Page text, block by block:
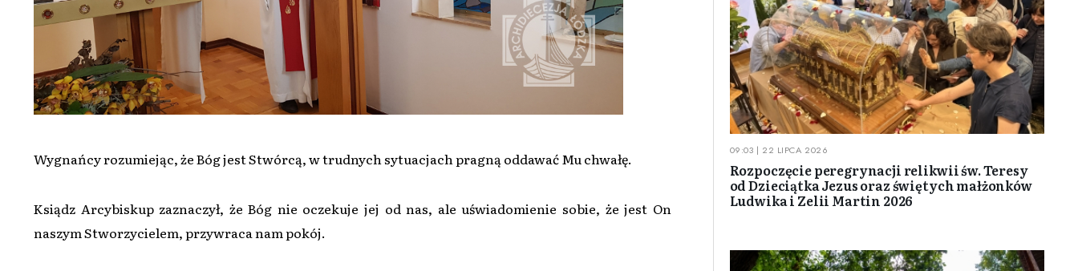
Wygnańcy rozumiejąc, że Bóg jest Stwórcą, w trudnych sytuacjach pragną oddawać Mu chwałę.
Ksiądz Arcybiskup zaznaczył, że Bóg nie oczekuje jej od nas, ale uświadomienie sobie, że jest On
naszym Stworzycielem, przywraca nam pokój.
09:03 | 22 LIPCA 2026
Rozpoczęcie peregrynacji relikwii św. Teresy
od Dzieciątka Jezus oraz świętych małżonków
Ludwika i Zelii Martin 2026